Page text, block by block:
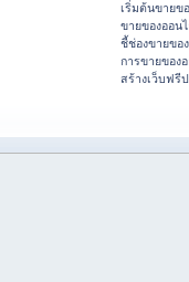
เริ่มต้นขายข
ขายของออน
ชี้ช่องขายขอ
การขายของ
สร้างเว็บฟรี